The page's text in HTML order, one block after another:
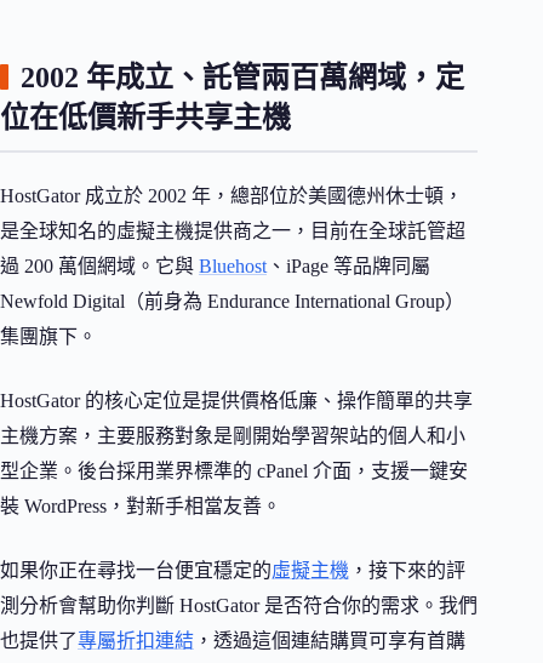
2002 年成立、託管兩百萬網域，定
位在低價新手共享主機
HostGator 成立於 2002 年，總部位於美國德州休士頓，
是全球知名的虛擬主機提供商之一，目前在全球託管超
過 200 萬個網域。它與 Bluehost 、iPage 等品牌同屬
Newfold Digital（前身為 Endurance International Group）
集團旗下。
HostGator 的核心定位是提供價格低廉、操作簡單的共享
主機方案，主要服務對象是剛開始學習架站的個人和小
型企業。後台採用業界標準的 cPanel 介面，支援一鍵安
裝 WordPress，對新手相當友善。
如果你正在尋找一台便宜穩定的虛擬主機 ，接下來的評
測分析會幫助你判斷 HostGator 是否符合你的需求。我們
也提供了專屬折扣連結 ，透過這個連結購買可享有首購